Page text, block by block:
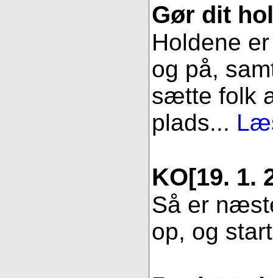
Gør dit
Holdene
og på,
sætte folk
plads...
KO[19. 1.
Så er
op, og